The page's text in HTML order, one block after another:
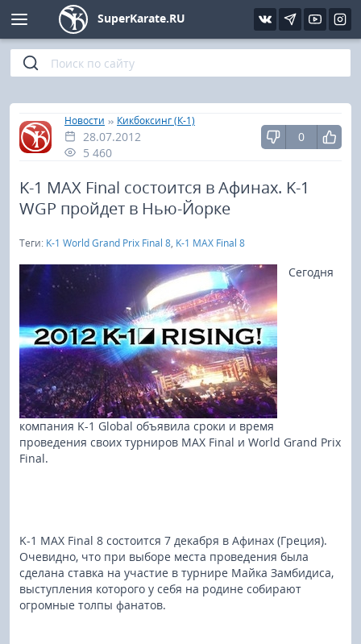
SuperKarate.RU
Главная
»
Новости » Кикбоксинг (К-1)
28.07.2012
5 460
0
K-1 MAX Final состоится в Афинах. K-1
WGP пройдет в Нью-Йорке
Теги: K-1 World Grand Prix Final 8, K-1 MAX Final 8
Сегодня
компания K-1 Global объявила сроки и время
проведения своих турниров MAX Final и World Grand Prix
Final.
K-1 MAX Final 8 состоится 7 декабря в Афинах (Греция).
Очевидно, что при выборе места проведения была
сделана ставка на участие в турнире Майка Замбидиса,
выступления которого у себя на родине собирают
огромные толпы фанатов.
Киокушинкай
Кёкусин (IFK)
Шинкиокушинкай
Кекусин-кан
Бокс
Муай тай
Фото
Видео
Интервью
Статьи
Уроки каратэ
Файлы
Библиотека